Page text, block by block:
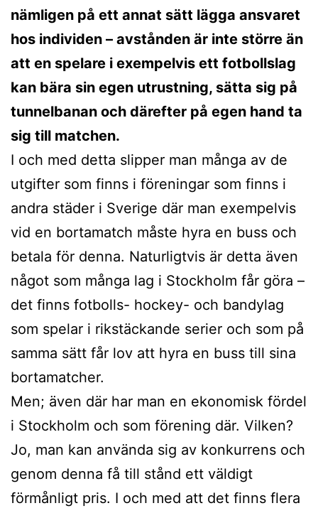
nämligen på ett annat sätt lägga ansvaret
hos individen – avstånden är inte större än
att en spelare i exempelvis ett fotbollslag
kan bära sin egen utrustning, sätta sig på
tunnelbanan och därefter på egen hand ta
sig till matchen.
I och med detta slipper man många av de
utgifter som finns i föreningar som finns i
andra städer i Sverige där man exempelvis
vid en bortamatch måste hyra en buss och
betala för denna. Naturligtvis är detta även
något som många lag i Stockholm får göra –
det finns fotbolls- hockey- och bandylag
som spelar i rikstäckande serier och som på
samma sätt får lov att hyra en buss till sina
bortamatcher.
Men; även där har man en ekonomisk fördel
i Stockholm och som förening där. Vilken?
Jo, man kan använda sig av konkurrens och
genom denna få till stånd ett väldigt
förmånligt pris. I och med att det finns flera